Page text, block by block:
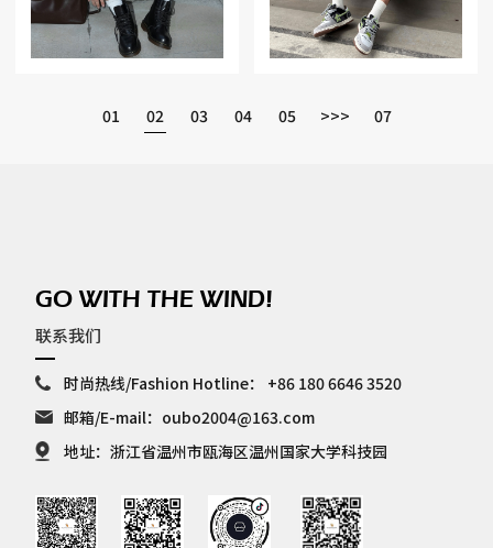
01 02 03 04 05 >>> 07
GO WITH THE WIND!
联系我们
时尚热线/Fashion Hotline：
+86 180 6646 3520
邮箱/E-mail： oubo2004@163.com
地址：浙江省温州市瓯海区温州国家大学科技园